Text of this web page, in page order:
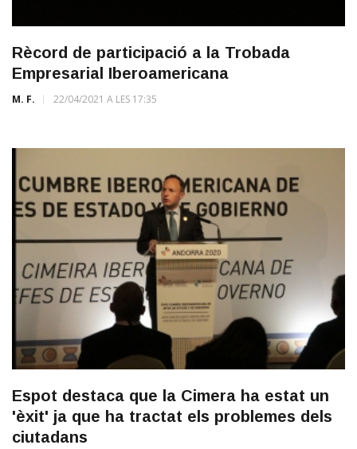
Rècord de participació a la Trobada
Empresarial Iberoamericana
M. F. 22/04/2021 A LES 17:35
Espot destaca que la Cimera ha estat un
'èxit' ja que ha tractat els problemes dels
ciutadans